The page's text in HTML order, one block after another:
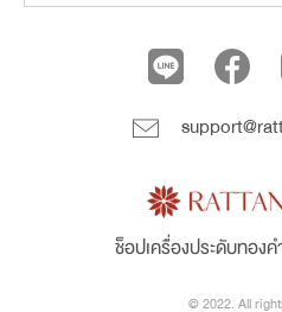
ช็อปเครื่องประดับทอง
© 2022. All